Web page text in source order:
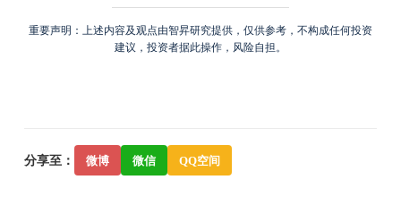
重要声明：上述内容及观点由智昇研究提供，仅供参考，不构成任何投资
建议，投资者据此操作，风险自担。
分享至： 微博 微信 QQ空间